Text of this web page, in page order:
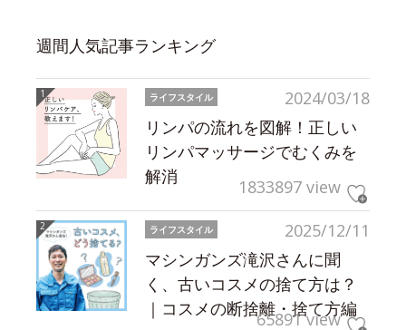
週間人気記事ランキング
2024/03/18
ライフスタイル
リンパの流れを図解！正しい
リンパマッサージでむくみを
解消
1833897 view
2025/12/11
ライフスタイル
マシンガンズ滝沢さんに聞
く、古いコスメの捨て方は？
｜コスメの断捨離・捨て方編
65891 view